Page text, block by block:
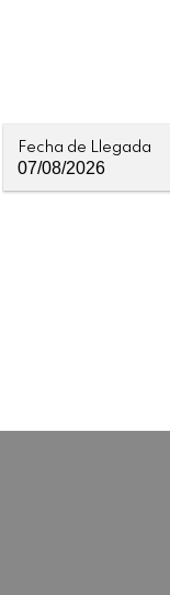
Fecha de Llegada